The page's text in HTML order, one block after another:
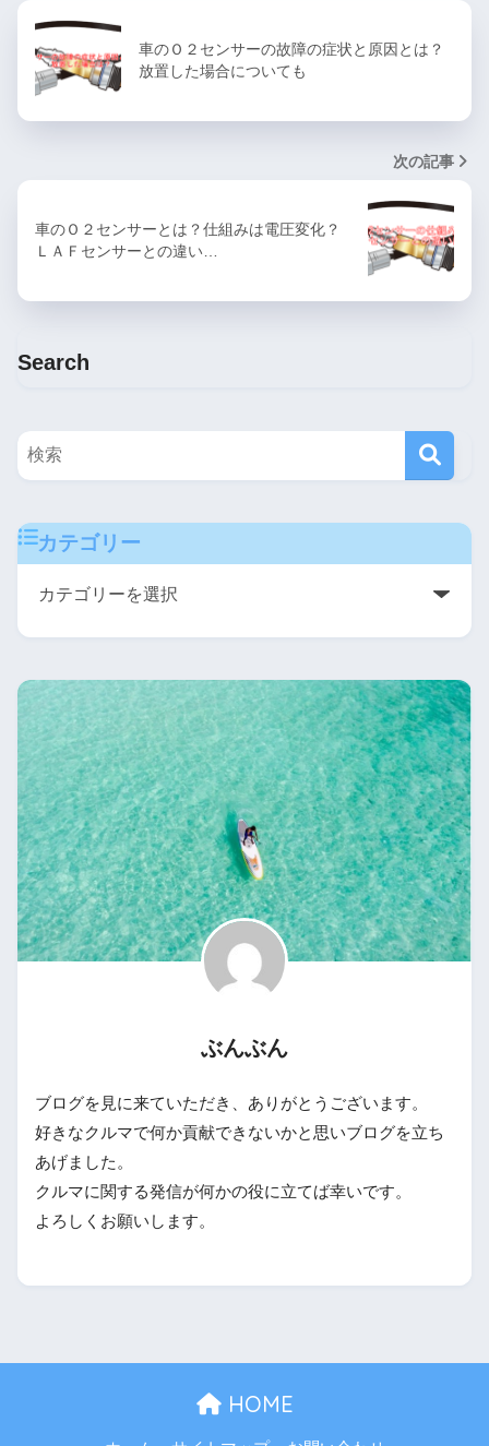
車のＯ２センサーの故障の症状と原因とは？
放置した場合についても
次の記事
車のＯ２センサーとは？仕組みは電圧変化？
ＬＡＦセンサーとの違い…
Search
カテゴリー
ぶんぶん
ブログを見に来ていただき、ありがとうございます。
好きなクルマで何か貢献できないかと思いブログを立ち
あげました。
クルマに関する発信が何かの役に立てば幸いです。
よろしくお願いします。
HOME